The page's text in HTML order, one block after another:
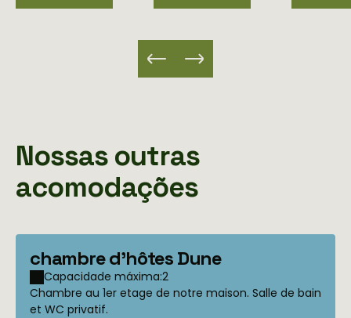
Nossas outras
acomodações
chambre d'hôtes Dune
Capacidade máxima:2
Chambre au 1er etage de notre maison. Salle de bain
et WC privatif.